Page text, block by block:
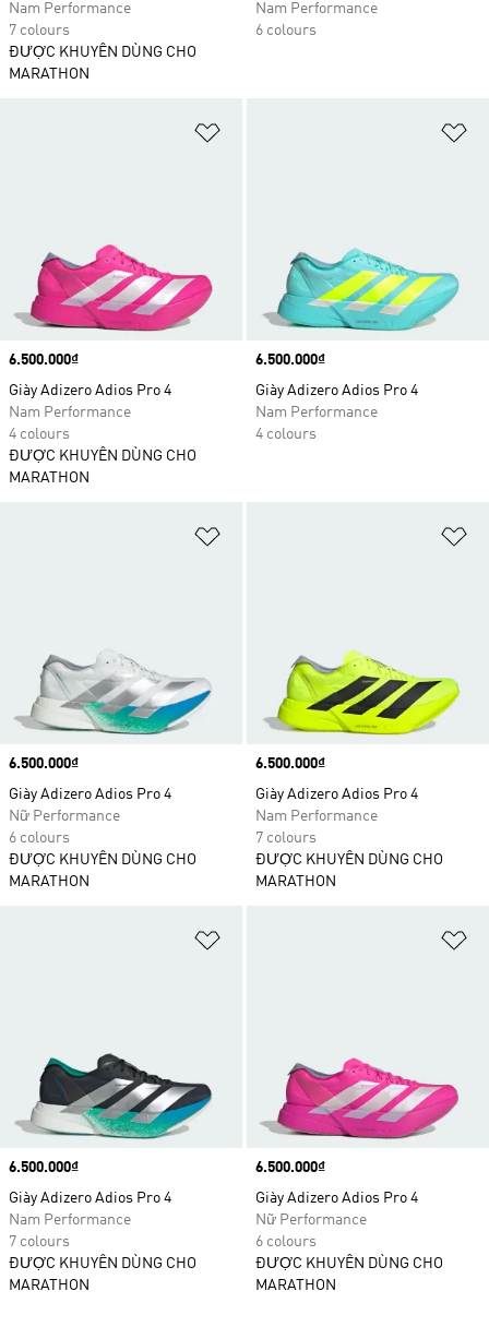
Nam Performance
7 colours
ĐƯỢC KHUYÊN DÙNG CHO
MARATHON
Nam Performance
6 colours
Price
6.500.000₫
Giày Adizero Adios Pro 4
Nam Performance
4 colours
ĐƯỢC KHUYÊN DÙNG CHO
MARATHON
Price
6.500.000₫
Giày Adizero Adios Pro 4
Nam Performance
4 colours
Price
6.500.000₫
Giày Adizero Adios Pro 4
Nữ Performance
6 colours
ĐƯỢC KHUYÊN DÙNG CHO
MARATHON
Price
6.500.000₫
Giày Adizero Adios Pro 4
Nam Performance
7 colours
ĐƯỢC KHUYÊN DÙNG CHO
MARATHON
Price
6.500.000₫
Giày Adizero Adios Pro 4
Nam Performance
7 colours
ĐƯỢC KHUYÊN DÙNG CHO
MARATHON
Price
6.500.000₫
Giày Adizero Adios Pro 4
Nữ Performance
6 colours
ĐƯỢC KHUYÊN DÙNG CHO
MARATHON